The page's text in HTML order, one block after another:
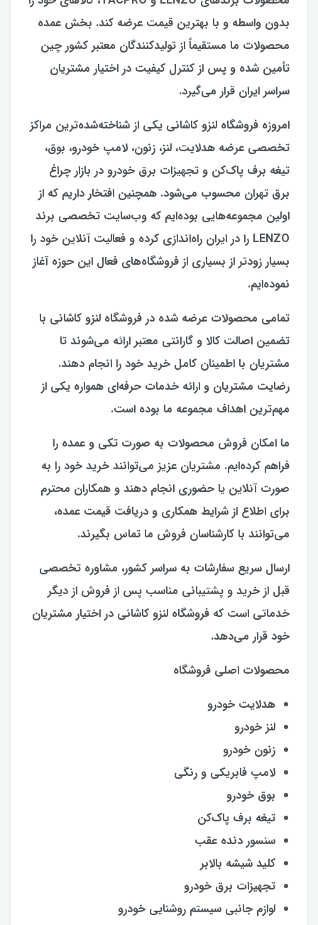
بدون واسطه و با بهترین قیمت عرضه کند. بخش عمده
محصولات ما مستقیماً از تولیدکنندگان معتبر کشور چین
تأمین شده و پس از کنترل کیفیت در اختیار مشتریان
سراسر ایران قرار می‌گیرد.
امروزه فروشگاه لنزو کاشانی یکی از شناخته‌شده‌ترین مراکز
تخصصی عرضه هدلایت، لنز، زنون، لامپ خودرو، بوق،
تیغه برف پاک‌کن و تجهیزات برق خودرو در بازار چراغ
برق تهران محسوب می‌شود. همچنین افتخار داریم که از
اولین مجموعه‌هایی بوده‌ایم که وب‌سایت تخصصی برند
LENZO را در ایران راه‌اندازی کرده و فعالیت آنلاین خود را
بسیار زودتر از بسیاری از فروشگاه‌های فعال این حوزه آغاز
نموده‌ایم.
تمامی محصولات عرضه شده در فروشگاه لنزو کاشانی با
تضمین اصالت کالا و گارانتی معتبر ارائه می‌شوند تا
مشتریان با اطمینان کامل خرید خود را انجام دهند.
رضایت مشتریان و ارائه خدمات حرفه‌ای همواره یکی از
مهم‌ترین اهداف مجموعه ما بوده است.
ما امکان فروش محصولات به صورت تکی و عمده را
فراهم کرده‌ایم. مشتریان عزیز می‌توانند خرید خود را به
صورت آنلاین یا حضوری انجام دهند و همکاران محترم
برای اطلاع از شرایط همکاری و دریافت قیمت عمده،
می‌توانند با کارشناسان فروش ما تماس بگیرند.
ارسال سریع سفارشات به سراسر کشور، مشاوره تخصصی
قبل از خرید و پشتیبانی مناسب پس از فروش از دیگر
خدماتی است که فروشگاه لنزو کاشانی در اختیار مشتریان
خود قرار می‌دهد.
محصولات اصلی فروشگاه
هدلایت خودرو
لنز خودرو
زنون خودرو
لامپ فابریکی و رنگی
بوق خودرو
تیغه برف پاک‌کن
سنسور دنده عقب
کلید شیشه بالابر
تجهیزات برق خودرو
لوازم جانبی سیستم روشنایی خودرو